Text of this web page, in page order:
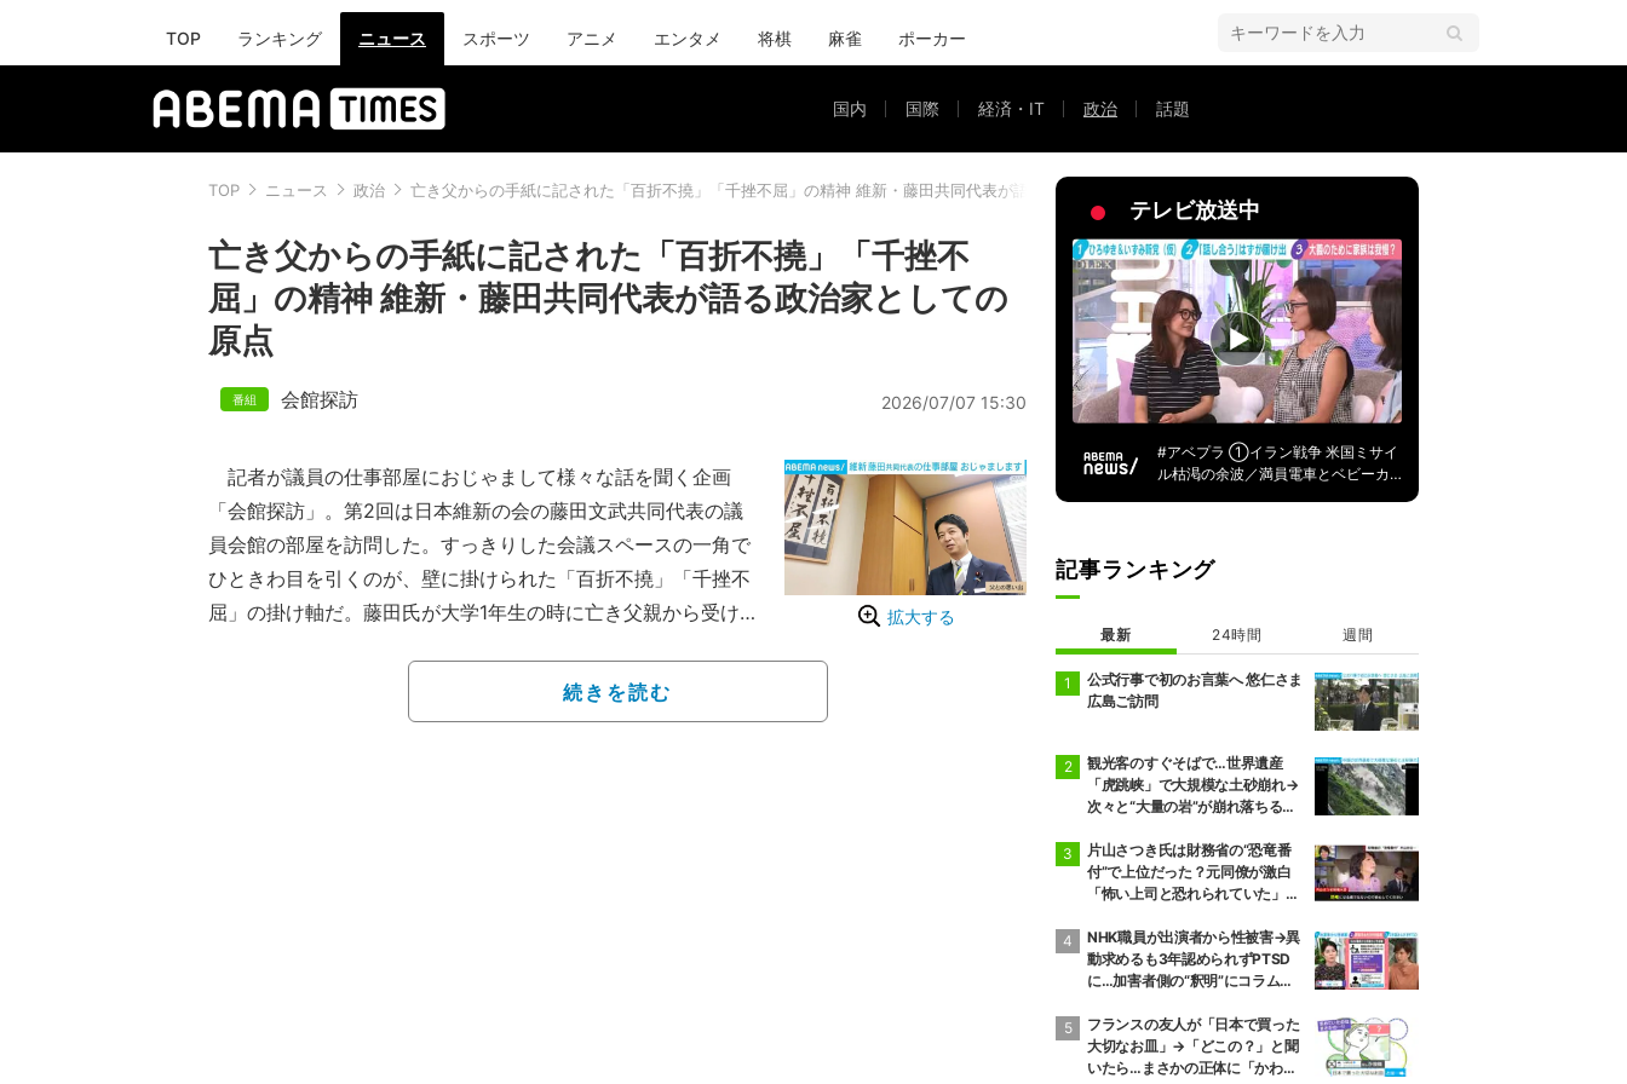
TOP ランキング ニュース スポーツ アニメ エンタメ 将棋 麻雀 ポーカー
国内 国際 経済・IT 政治 話題
TOP ニュース 政治 亡き父からの手紙に記された「百折不撓」「千挫不屈」の精神 維新・藤田共同代表が語る政治家としての原点
亡き父からの手紙に記された「百折不撓」「千挫不
屈」の精神 維新・藤田共同代表が語る政治家としての
原点
会館探訪 2026/07/07 15:30
拡大する
記者が議員の仕事部屋におじゃまして様々な話を聞く企画
「会館探訪」。第2回は日本維新の会の藤田文武共同代表の議
員会館の部屋を訪問した。すっきりした会議スペースの一角で
ひときわ目を引くのが、壁に掛けられた「百折不撓」「千挫不
屈」の掛け軸だ。藤田氏が大学1年生の時に亡き父親から受け取
藤田氏の部屋に飾られているお気に入りの掛け軸の一つが、
続きを読む
テレビ放送中
#アベプラ ①イラン戦争 米国ミサイ
ル枯渇の余波／満員電車とベビーカ
記事ランキング
最新 24時間 週間
公式行事で初のお言葉へ 悠仁さま
広島ご訪問
観光客のすぐそばで…世界遺産
「虎跳峡」で大規模な土砂崩れ→
次々と“大量の岩”が崩れ落ちる瞬
片山さつき氏は財務省の“恐竜番
付”で上位だった？元同僚が激白
「怖い上司と恐れられていた」
NHK職員が出演者から性被害→異
動求めるも3年認められずPTSD
に…加害者側の“釈明”にコラムニ
織体制の問題点も指摘
フランスの友人が「日本で買った
大切なお皿」→「どこの？」と聞
いたら…まさかの正体に「かわい